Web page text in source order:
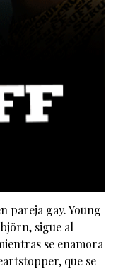
pareja gay. Young
sigue al
se enamora
que se